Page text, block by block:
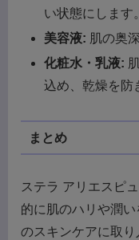
い状態にします。
美容液: 肌の奥
化粧水・乳液:
込め、乾燥を防
まとめ
ステラ アリエスピ
的に肌のハリや潤
のスキンケアに取